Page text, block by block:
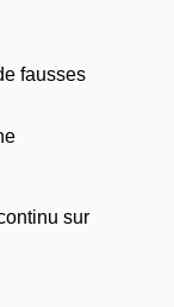
fausses
sur